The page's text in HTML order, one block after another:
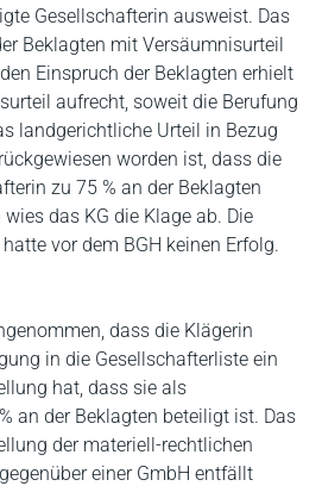
Gesellschafterin ausweist. Das
Beklagten mit Versäumnisurteil
Einspruch der Beklagten erhielt
aufrecht, soweit die Berufung
landgerichtliche Urteil in Bezug
worden ist, dass die
zu 75 % an der Beklagten
das KG die Klage ab. Die
vor dem BGH keinen Erfolg.
dass die Klägerin
in die Gesellschafterliste ein
hat, dass sie als
an der Beklagten beteiligt ist. Das
der materiell-rechtlichen
einer GmbH entfällt